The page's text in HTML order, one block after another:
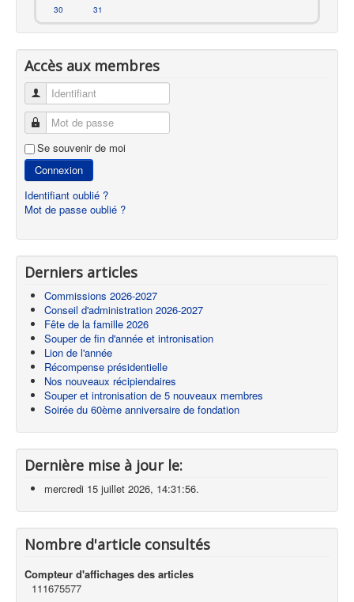
30
31
Accès aux membres
Identifiant
Mot de passe
Se souvenir de moi
Connexion
Identifiant oublié ?
Mot de passe oublié ?
Derniers articles
Commissions 2026-2027
Conseil d'administration 2026-2027
Fête de la famille 2026
Souper de fin d'année et intronisation
Lion de l'année
Récompense présidentielle
Nos nouveaux récipiendaires
Souper et intronisation de 5 nouveaux membres
Soirée du 60ème anniversaire de fondation
Dernière mise à jour le:
mercredi 15 juillet 2026, 14:31:56.
Nombre d'article consultés
Compteur d'affichages des articles
111675577